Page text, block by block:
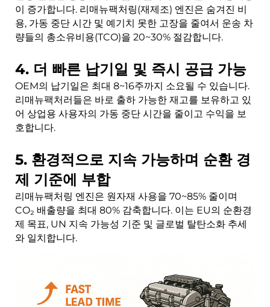
이 증가합니다. 리매뉴팩처링(재제조) 엔진은 숨겨진 비
용, 가동 중단 시간 및 예기치 못한 고장을 줄여서 운송 차
량들의 총소유비용(TCO)을 20~30% 절감합니다.
4. 더 빠른 납기일 및 즉시 공급 가능
OEM의 납기일은 최대 8~16주까지 소요될 수 있습니다.
리매뉴팩처러들은 바로 출하 가능한 재고를 보유하고 있
어 상업용 사용자의 가동 중단 시간을 줄이고 수익을 보
호합니다.
5. 환경적으로 지속 가능하며 순환 경
제 기준에 부합
리매뉴팩처링 엔진은 원자재 사용을 70~85% 줄이며
CO₂ 배출량을 최대 80% 감축합니다. 이는 EU의 순환경
제 목표, UN 지속 가능성 기준 및 글로벌 탈탄소화 추세
와 일치합니다.